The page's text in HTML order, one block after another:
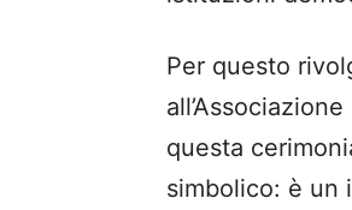
Per questo
questa
simbolico: è un